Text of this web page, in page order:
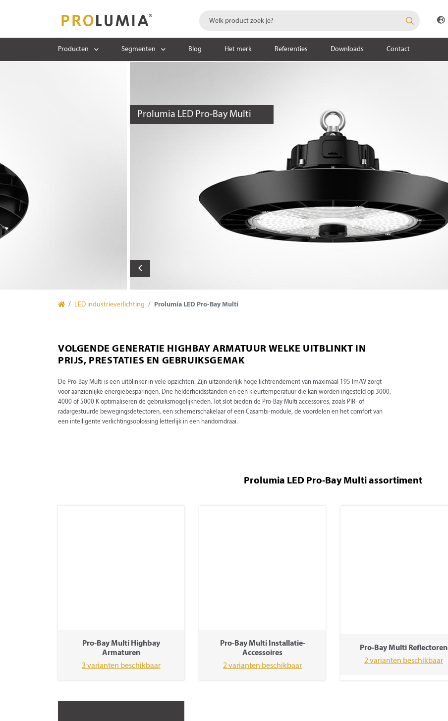
Producten Segmenten Blog Het merk Referenties Downloads Contact
Prolumia LED Pro-Bay Multi
LED industrieverlichting Prolumia LED Pro-Bay Multi
VOLGENDE GENERATIE HIGHBAY ARMATUUR WELKE UITBLINKT IN
PRIJS, PRESTATIES EN GEBRUIKSGEMAK
De Pro-Bay Multi is een uitblinker in vele opzichten. Zijn uitzonderlijk hoge lichtrendement van maximaal 195 lm/W zorgt
voor aanzienlijke energiebesparingen. Drie helderheidsstanden en een kleurtemperatuur die kan worden ingesteld op 3000,
4000 of 5000 K optimaliseren de gebruiksmogelijkheden. Tot slot bieden de Pro-Bay Multi accessoires, zoals PIR- of
radargestuurde bewegingsdetectoren, een schemerschakelaar of een Casambi-module, de voordelen en het comfort van
een intelligente verlichtingsoplossing letterlijk in een handomdraai.
Prolumia LED Pro-Bay Multi assortiment
Pro-Bay Multi Highbay
Armaturen
3 varianten beschikbaar
Pro-Bay Multi Installatie-
Accessoires
2 varianten beschikbaar
Pro-Bay Multi Reflectoren
2 varianten beschikbaar